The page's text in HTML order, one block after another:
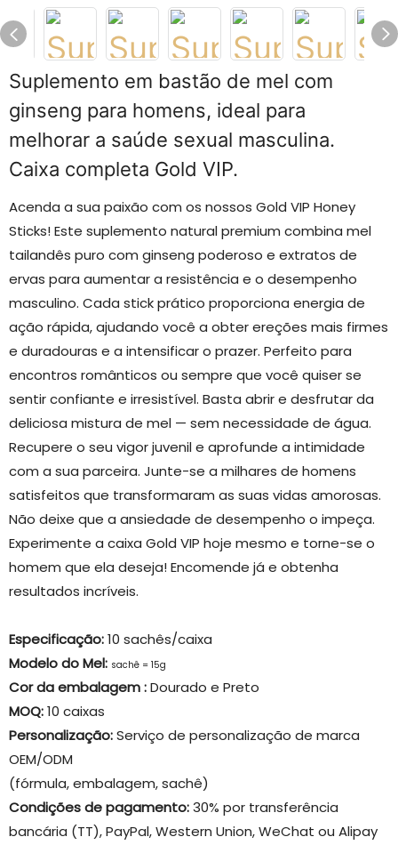
Suplemento em bastão de mel com
ginseng para homens, ideal para
melhorar a saúde sexual masculina.
Caixa completa Gold VIP.
Acenda a sua paixão com os nossos Gold VIP Honey
Sticks! Este suplemento natural premium combina mel
tailandês puro com ginseng poderoso e extratos de
ervas para aumentar a resistência e o desempenho
masculino. Cada stick prático proporciona energia de
ação rápida, ajudando você a obter ereções mais firmes
e duradouras e a intensificar o prazer. Perfeito para
encontros românticos ou sempre que você quiser se
sentir confiante e irresistível. Basta abrir e desfrutar da
deliciosa mistura de mel — sem necessidade de água.
Recupere o seu vigor juvenil e aprofunde a intimidade
com a sua parceira. Junte-se a milhares de homens
satisfeitos que transformaram as suas vidas amorosas.
Não deixe que a ansiedade de desempenho o impeça.
Experimente a caixa Gold VIP hoje mesmo e torne-se o
homem que ela deseja! Encomende já e obtenha
resultados incríveis.
Especificação:10 sachês/caixa
Modelo do Mel: sachê = 15g
Cor da embalagem:Dourado e Preto
MOQ:10 caixas
Personalização:Serviço de personalização de marca
OEM/ODM
(fórmula, embalagem, sachê)
Condições de pagamento:30% por transferência
bancária (TT), PayPal, Western Union, WeChat ou Alipay